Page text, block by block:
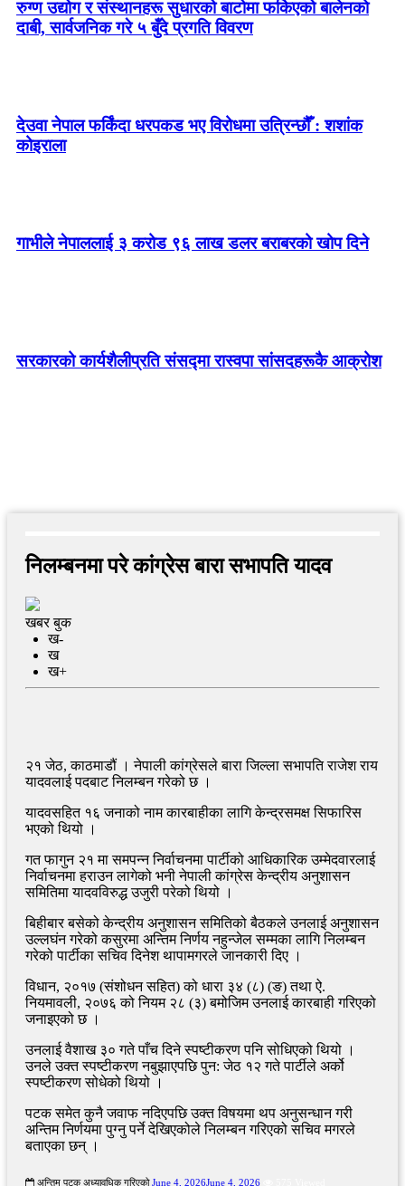
रुग्ण उद्योग र संस्थानहरू सुधारको बाटोमा फर्किएको बालेनकाे
दाबी, सार्वजनिक गरे ५ बुँदे प्रगति विवरण
देउवा नेपाल फर्किंदा धरपकड भए विरोधमा उत्रिन्छौँ : शशांक
कोइराला
गाभीले नेपाललाई ३ करोड ९६ लाख डलर बराबरको खोप दिने
सरकारको कार्यशैलीप्रति संसद्‍मा रास्वपा सांसदहरूकै आक्रोश
निलम्बनमा परे कांग्रेस बारा सभापति यादव
खबर बुक
ख-
ख
ख+
२१ जेठ, काठमाडौं । नेपाली कांग्रेसले बारा जिल्ला सभापति राजेश राय
यादवलाई पदबाट निलम्बन गरेको छ ।
यादवसहित १६ जनाको नाम कारबाहीका लागि केन्द्रसमक्ष सिफारिस
भएको थियो ।
गत फागुन २१ मा समपन्न निर्वाचनमा पार्टीको आधिकारिक उम्मेदवारलाई
निर्वाचनमा हराउन लागेको भनी नेपाली कांग्रेस केन्द्रीय अनुशासन
समितिमा यादवविरुद्ध उजुरी परेको थियो ।
बिहीबार बसेको केन्द्रीय अनुशासन समितिको बैठकले उनलाई अनुशासन
उल्लघंन गरेको कसुरमा अन्तिम निर्णय नहुन्जेल सम्मका लागि निलम्बन
गरेको पार्टीका सचिव दिनेश थापामगरले जानकारी दिए ।
विधान, २०१७ (संशोधन सहित) को धारा ३४ (८) (ङ) तथा ऐ.
नियमावली, २०७६ को नियम २८ (३) बमोजिम उनलाई कारबाही गरिएको
जनाइएको छ ।
उनलाई वैशाख ३० गते पाँच दिने स्पष्टीकरण पनि सोधिएको थियो ।
उनले उक्त स्पष्टीकरण नबुझाएपछि पुन: जेठ १२ गते पार्टीले अर्को
स्पष्टीकरण सोधेको थियो ।
पटक समेत कुनै जवाफ नदिएपछि उक्त विषयमा थप अनुसन्धान गरी
अन्तिम निर्णयमा पुग्नु पर्ने देखिएकोले निलम्बन गरिएको सचिव मगरले
बताएका छन् ।
अन्तिम पटक अध्यावधिक गरिएको June 4, 2026June 4, 2026